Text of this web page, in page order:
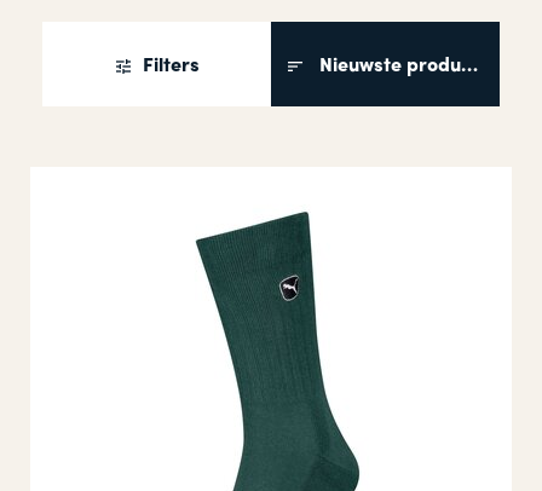
Filters Nieuwste producten